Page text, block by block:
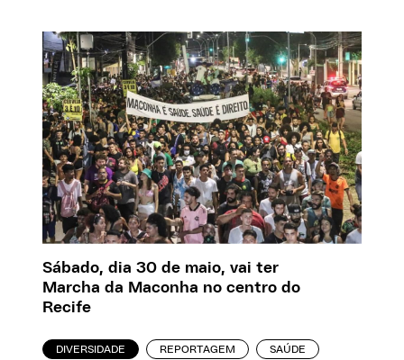
Sábado, dia 30 de maio, vai ter
Marcha da Maconha no centro do
Recife
DIVERSIDADE REPORTAGEM SAÚDE